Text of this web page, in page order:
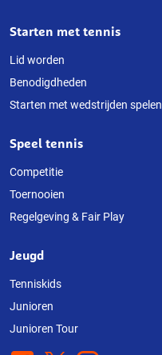
Starten met tennis
Lid worden
Benodigdheden
Starten met wedstrijden spelen
Speel tennis
Competitie
Toernooien
Regelgeving & Fair Play
Jeugd
Tenniskids
Junioren
Junioren Tour